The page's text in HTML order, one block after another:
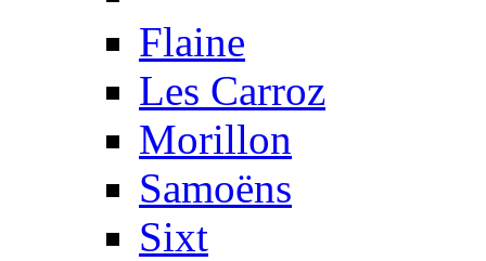
Flaine
Les Carroz
Morillon
Samoëns
Sixt